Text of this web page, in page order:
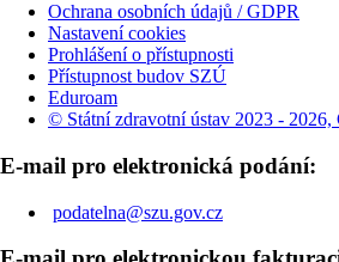
Ochrana osobních údajů / GDPR
Nastavení cookies
Prohlášení o přístupnosti
Přístupnost budov SZÚ
Eduroam
© Státní zdravotní ústav 2023 -
E-mail pro elektronická podání:
podatelna@szu.gov.cz